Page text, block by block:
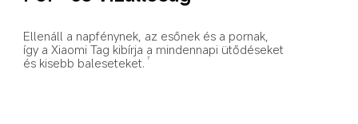
Ellenáll a napfénynek, az esőnek és a pornak,
így a Xiaomi Tag kibírja a mindennapi ütődéseket
és kisebb baleseteket. 7